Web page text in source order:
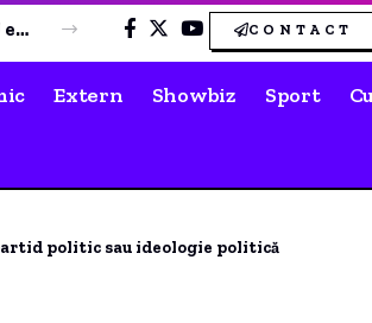
Haos financiar la Ciobănașul Edilitar SRL: Curtea de Conturi a identificat numeroase nereguli CONTACT
Extern Showbiz Sport
politic sau ideologie politică